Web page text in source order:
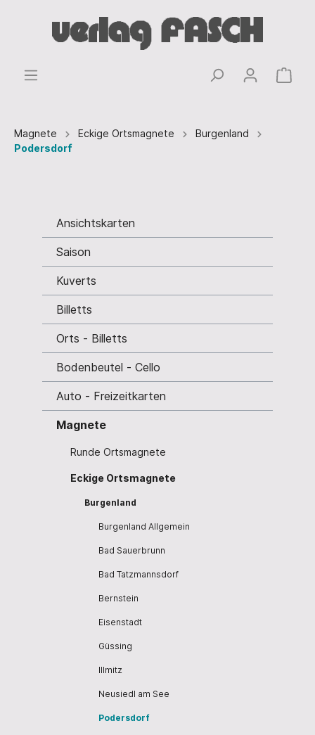
Magnete Eckige Ortsmagnete
Burgenland
Podersdorf
Ansichtskarten
Saison
Kuverts
Billetts
Orts - Billetts
Bodenbeutel - Cello
Auto - Freizeitkarten
Magnete
Runde Ortsmagnete
Eckige Ortsmagnete
Burgenland
Burgenland Allgemein
Bad Sauerbrunn
Bad Tatzmannsdorf
Bernstein
Eisenstadt
Güssing
Illmitz
Neusiedl am See
Podersdorf